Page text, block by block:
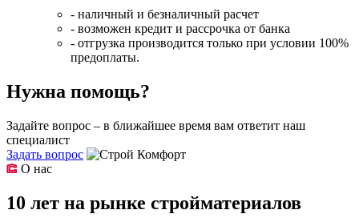
- наличный и безналичный расчет
- возможен кредит и рассрочка от банка
- отгрузка производится только при условии 100%
предоплаты.
Нужна помощь?
Задайте вопрос – в ближайшее время вам ответит наш
специалист
Задать вопрос
О нас
10 лет на рынке стройматериалов